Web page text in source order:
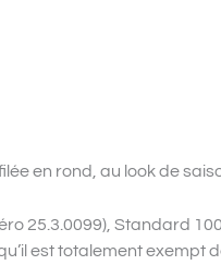
en rond, au look de
25.3.0099), Standard
est totalement